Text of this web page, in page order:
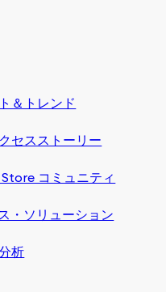
＆トレンド
セスストーリー
コミュニティ
・ソリューション
析